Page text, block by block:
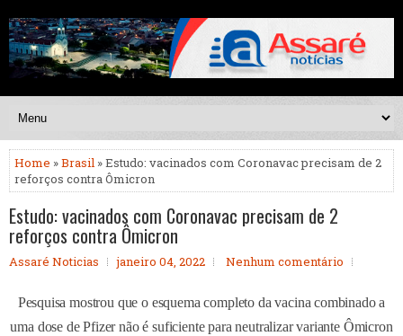
Home »Brasil » Estudo: vacinados com Coronavac precisam de 2
reforços contra Ômicron
Estudo: vacinados com Coronavac precisam de 2
reforços contra Ômicron
Assaré Noticias janeiro 04, 2022 Nenhum comentário
Pesquisa mostrou que o esquema completo da vacina combinado a
uma dose de Pfizer não é suficiente para neutralizar variante Ômicron